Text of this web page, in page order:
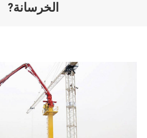
الخرسانة?